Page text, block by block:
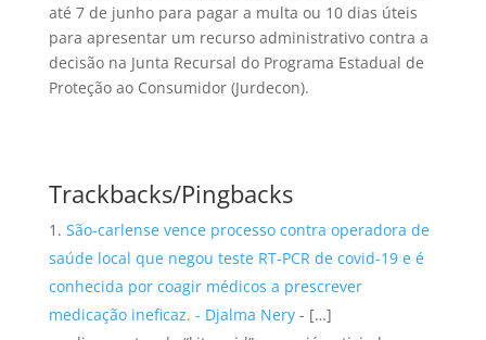
até 7 de junho para pagar a multa ou 10 dias úteis
para apresentar um recurso administrativo contra a
decisão na Junta Recursal do Programa Estadual de
Proteção ao Consumidor (Jurdecon).
Trackbacks/Pingbacks
São-carlense vence processo contra operadora de
saúde local que negou teste RT-PCR de covid-19 e é
conhecida por coagir médicos a prescrever
medicação ineficaz. - Djalma Nery- […]